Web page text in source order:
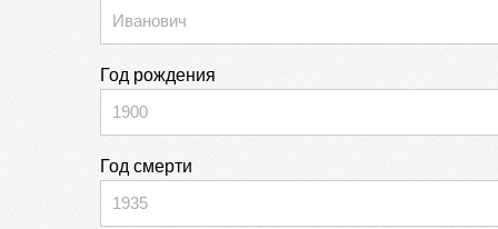
Год рождения
Год смерти